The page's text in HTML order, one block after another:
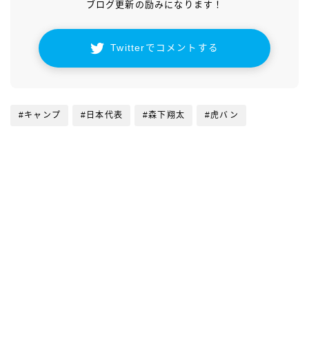
ブログ更新の励みになります！
Twitterでコメントする
#キャンプ #日本代表 #森下翔太 #虎バン